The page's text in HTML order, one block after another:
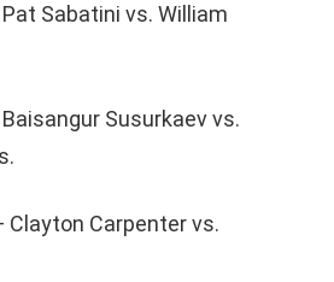
Sabatini vs. William
Susurkaev vs.
Carpenter vs.